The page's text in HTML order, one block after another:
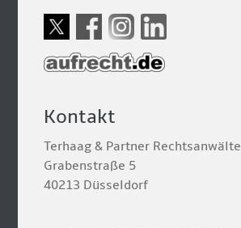
Kontakt
Terhaag & Partner Rechtsanwälte
Grabenstraße 5
40213 Düsseldorf